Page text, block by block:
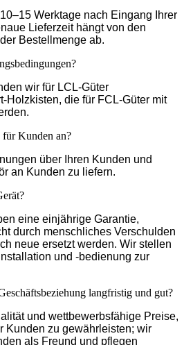
Werktage nach Eingang Ihrer
Lieferzeit hängt von den
Bestellmenge ab.
wir für LCL-Güter
Holzkisten, die für FCL-Güter mit
für Kunden an?
über Ihren Kunden und
an Kunden zu liefern.
eine einjährige Garantie,
durch menschliches Verschulden
neue ersetzt werden. Wir stellen
und -bedienung zur
langfristig und gut?
und wettbewerbsfähige Preise,
Kunden zu gewährleisten; wir
als Freund und pflegen